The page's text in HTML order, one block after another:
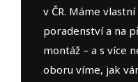
v ČR. Máme
poradenství a na
montáž – a s více
oboru víme, jak